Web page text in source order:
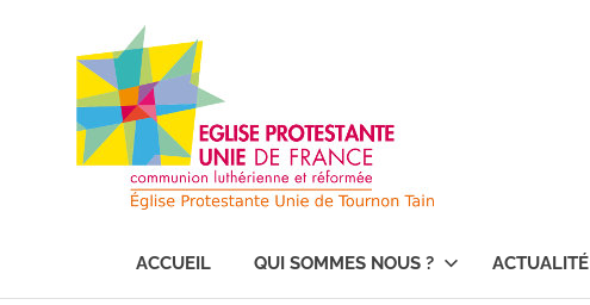
de
de
ACCUEIL QUI SOMMES NOUS ? ACTUALITÉ